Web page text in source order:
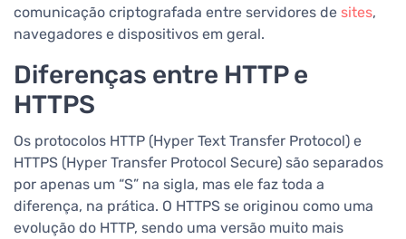
comunicação criptografada entre servidores de sites,
navegadores e dispositivos em geral.
Diferenças entre HTTP e
HTTPS
Os protocolos HTTP (Hyper Text Transfer Protocol) e
HTTPS (Hyper Transfer Protocol Secure) são separados
por apenas um “S” na sigla, mas ele faz toda a
diferença, na prática. O HTTPS se originou como uma
evolução do HTTP, sendo uma versão muito mais